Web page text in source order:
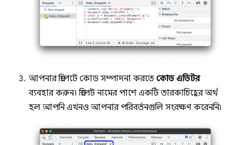
আপনার স্নিপেটে কোড সম্পাদনা করতে কোড এডিটর
ব্যবহার করুন। স্নিপেট নামের পাশে একটি তারকাচিহ্নের অর্থ
হল আপনি এখনও আপনার পরিবর্তনগুলি সংরক্ষণ করেননি৷